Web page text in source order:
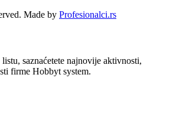
Made by Profesionalci.rs
saznaćetete najnovije aktivnosti,
firme Hobbyt system.